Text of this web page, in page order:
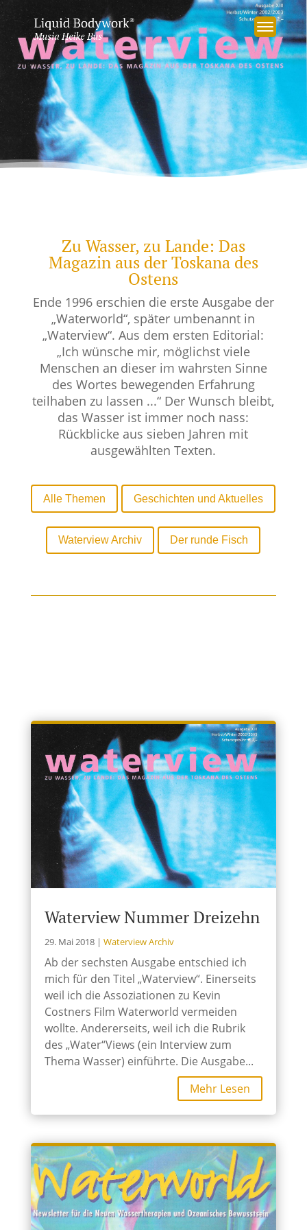
Zu Wasser, zu Lande: Das
Magazin aus der Toskana des
Ostens
Ende 1996 erschien die erste Ausgabe der
„Waterworld“, später umbenannt in
„Waterview“. Aus dem ersten Editorial:
„Ich wünsche mir, möglichst viele
Menschen an dieser im wahrsten Sinne
des Wortes bewegenden Erfahrung
teilhaben zu lassen ...“ Der Wunsch bleibt,
das Wasser ist immer noch nass:
Rückblicke aus sieben Jahren mit
ausgewählten Texten.
Alle Themen Geschichten und Aktuelles
Waterview Archiv Der runde Fisch
Waterview Nummer Dreizehn
29. Mai 2018| Waterview Archiv
Ab der sechsten Ausgabe entschied ich
mich für den Titel „Waterview“. Einerseits
weil ich die Assoziationen zu Kevin
Costners Film Waterworld vermeiden
wollte. Andererseits, weil ich die Rubrik
des „Water“Views (ein Interview zum
Thema Wasser) einführte. Die Ausgabe...
Mehr Lesen